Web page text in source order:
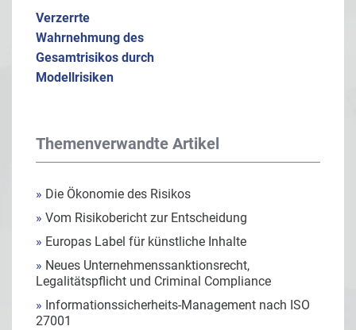
Verzerrte
Wahrnehmung des
Gesamtrisikos durch
Modellrisiken
Themenverwandte Artikel
» Die Ökonomie des Risikos
» Vom Risikobericht zur Entscheidung
» Europas Label für künstliche Inhalte
» Neues Unternehmenssanktionsrecht,
Legalitätspflicht und Criminal Compliance
» Informationssicherheits-Management nach ISO
27001